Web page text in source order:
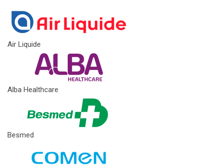
Air Liquide
Alba Healthcare
Besmed